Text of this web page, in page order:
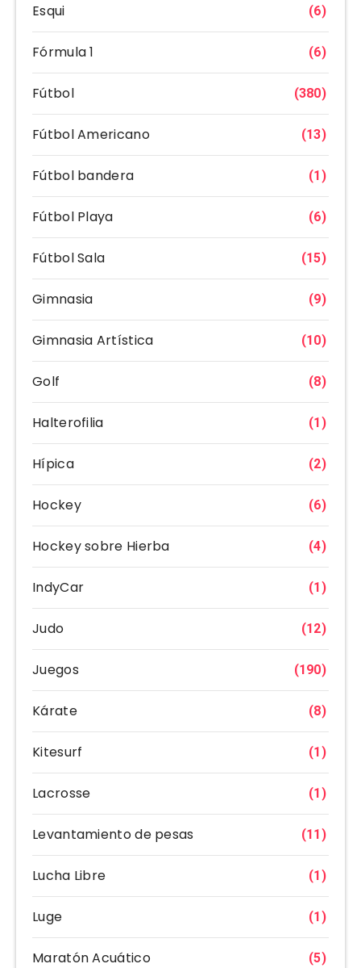
Esqui (6)
Fórmula 1 (6)
Fútbol (380)
Fútbol Americano (13)
Fútbol bandera (1)
Fútbol Playa (6)
Fútbol Sala (15)
Gimnasia (9)
Gimnasia Artística (10)
Golf (8)
Halterofilia (1)
Hípica (2)
Hockey (6)
Hockey sobre Hierba (4)
IndyCar (1)
Judo (12)
Juegos (190)
Kárate (8)
Kitesurf (1)
Lacrosse (1)
Levantamiento de pesas (11)
Lucha Libre (1)
Luge (1)
Maratón Acuático (5)